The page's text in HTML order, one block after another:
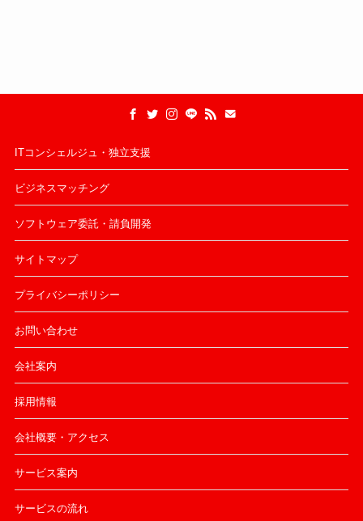
ITコンシェルジュ・独立支援
ビジネスマッチング
ソフトウェア委託・請負開発
サイトマップ
プライバシーポリシー
お問い合わせ
会社案内
採用情報
会社概要・アクセス
サービス案内
サービスの流れ